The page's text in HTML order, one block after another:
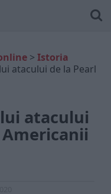
> Istoria
atacului de la Pearl
atacului